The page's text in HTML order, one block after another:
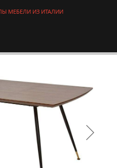
МЕБЕЛИ ИЗ ИТАЛИИ